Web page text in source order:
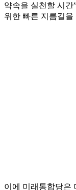
약속을 실천할 시간
위한 빠른 지름길
이에 미래통합당은